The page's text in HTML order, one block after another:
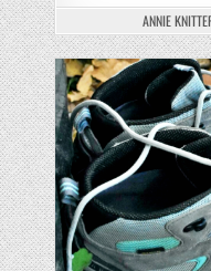
ANNIE
Posted in